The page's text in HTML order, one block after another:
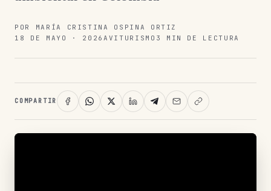
POR MARÍA CRISTINA OSPINA ORTIZ
18 DE MAYO · 2026AVITURISMO 3 MIN DE LECTURA
COMPARTIR